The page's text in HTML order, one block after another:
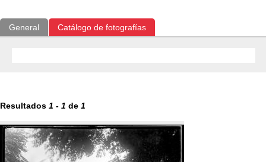
General Catálogo de fotografías
Resultados 1 - 1 de 1